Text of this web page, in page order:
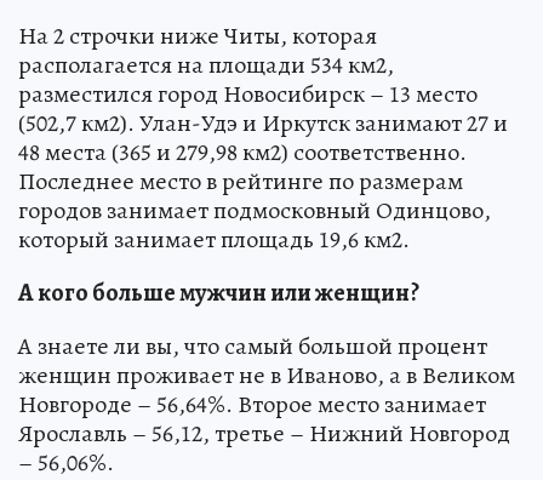
На 2 строчки ниже Читы, которая
располагается на площади 534 км2,
разместился город Новосибирск – 13 место
(502,7 км2). Улан-Удэ и Иркутск занимают 27 и
48 места (365 и 279,98 км2) соответственно.
Последнее место в рейтинге по размерам
городов занимает подмосковный Одинцово,
который занимает площадь 19,6 км2.
А кого больше мужчин или женщин?
А знаете ли вы, что самый большой процент
женщин проживает не в Иваново, а в Великом
Новгороде – 56,64%. Второе место занимает
Ярославль – 56,12, третье – Нижний Новгород
– 56,06%.